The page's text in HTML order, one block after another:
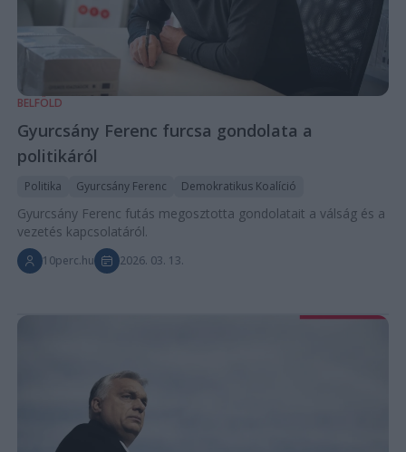
BELFÖLD
Gyurcsány Ferenc furcsa gondolata a
politikáról
Politika Gyurcsány Ferenc Demokratikus Koalíció
Gyurcsány Ferenc futás megosztotta gondolatait a válság és a
vezetés kapcsolatáról.
10perc.hu 2026. 03. 13.